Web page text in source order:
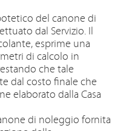
del canone di
dal Servizio. Il
esprime una
di calcolo in
che tale
dal costo finale che
elaborato dalla Casa
di noleggio fornita